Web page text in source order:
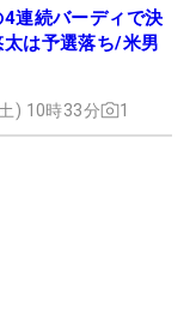
連続バーディで決
は予選落ち/米男
) 10時33分 1